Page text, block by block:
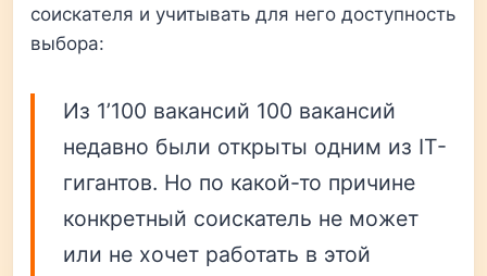
соискателя и учитывать для него доступность
выбора:
Из 1’100 вакансий 100 вакансий
недавно были открыты одним из IT-
гигантов. Но по какой-то причине
конкретный соискатель не может
или не хочет работать в этой